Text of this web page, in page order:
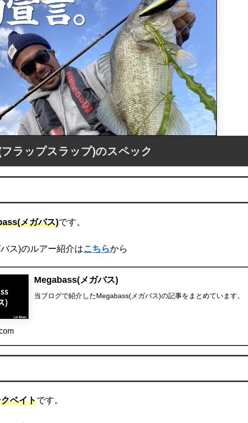
ラップスラップ)のスペック
メガバス)です。
ス)のルアー紹介はこちらから
Megabass(メガバス)
当ブログで紹介したMegabass(メガバス)の記事をまとめています。
ベイトです。